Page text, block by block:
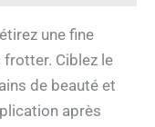
une fine
frotter. Ciblez le
de beauté et
après